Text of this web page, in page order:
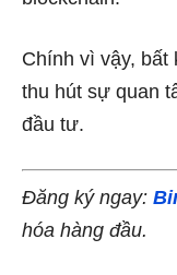
Chính vì vậy, bất
thu hút sự quan
đầu tư.
Đăng ký ngay:
hóa hàng đầu.